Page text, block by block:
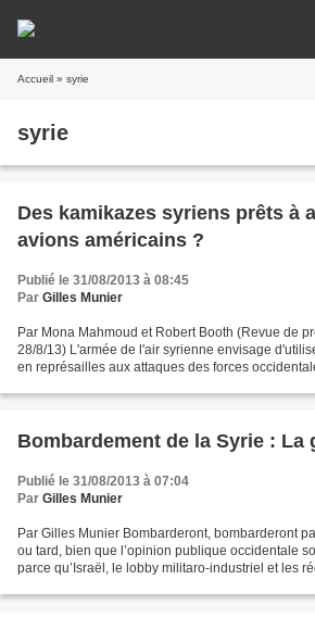
Accueil » syrie
syrie
Des kamikazes syriens prêts à
avions américains ?
Publié le 31/08/2013 à 08:45
Par Gilles Munier
Par Mona Mahmoud et Robert Booth (Revue de
28/8/13) L'armée de l'air syrienne envisage
en représailles aux attaques des forces
Bombardement de la Syrie : La
Publié le 31/08/2013 à 07:04
Par Gilles Munier
Par Gilles Munier Bombarderont, bombarderont
ou tard, bien que l’opinion publique occidentale
parce qu’Israël, le lobby militaro-industriel et les